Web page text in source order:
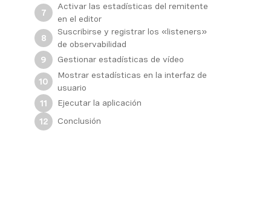
7
Activar las estadísticas del remitente
en el editor
8
Suscribirse y registrar los «listeners»
de observabilidad
9
Gestionar estadísticas de vídeo
10
Mostrar estadísticas en la interfaz de
usuario
11
Ejecutar la aplicación
12
Conclusión